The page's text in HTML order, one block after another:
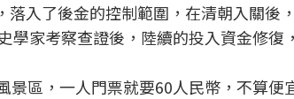
落入了後金的控制範圍，在清朝入關後
學家考察查證後，陸續的投入資金修
景區，一人門票就要60人民幣，不算便